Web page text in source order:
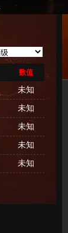
数值
未知
未知
未知
未知
未知